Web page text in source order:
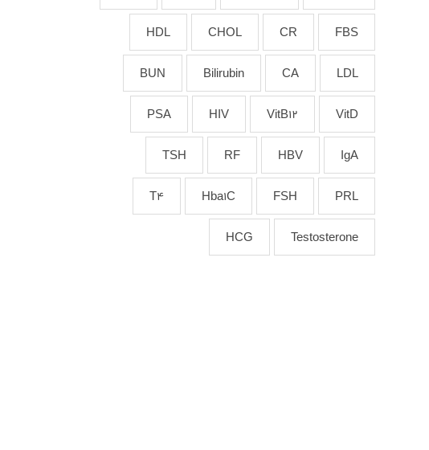
FBS
CR
CHOL
HDL
LDL
CA
Bilirubin
BUN
VitD
VitB12
HIV
PSA
IgA
HBV
RF
TSH
PRL
FSH
Hba1C
T4
Testosterone
HCG